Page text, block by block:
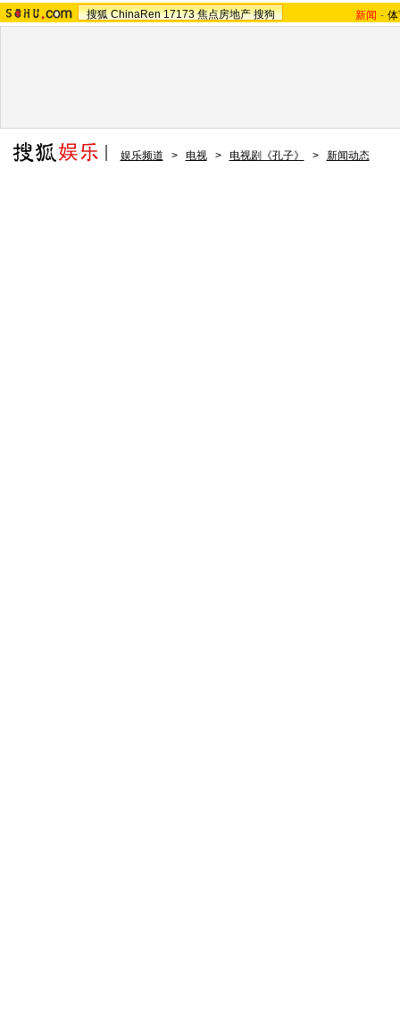
搜狐 ChinaRen 17173 焦点房地产 搜狗 新闻 -
娱乐频道 > 电视 > 电视剧《孔子》 > 新闻动态